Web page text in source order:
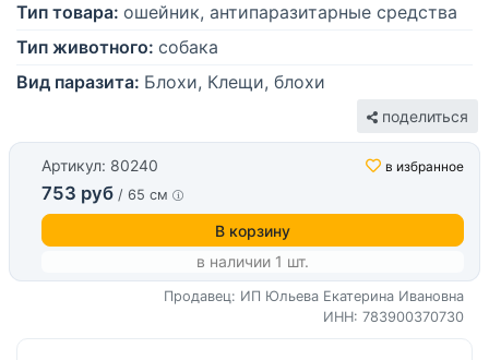
Тип товара: ошейник, антипаразитарные средства
Тип животного: собака
Вид паразита: Блохи, Клещи, блохи
поделиться
Артикул: 80240 в избранное
753 руб / 65 см
В корзину
в наличии 1 шт.
Продавец: ИП Юльева Екатерина Ивановна
ИНН: 783900370730